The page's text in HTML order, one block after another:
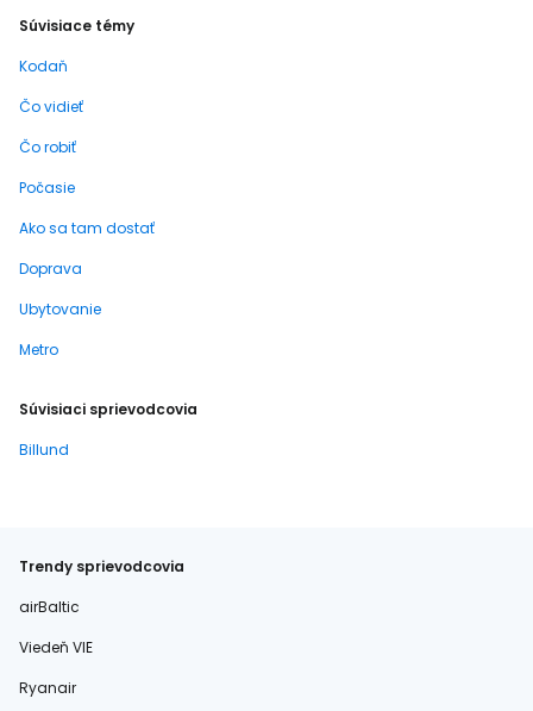
Súvisiace témy
Kodaň
Čo vidieť
Čo robiť
Počasie
Ako sa tam dostať
Doprava
Ubytovanie
Metro
Súvisiaci sprievodcovia
Billund
Trendy sprievodcovia
airBaltic
Viedeň VIE
Ryanair